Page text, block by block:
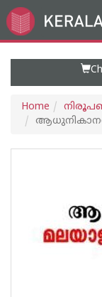
Go
to
Home